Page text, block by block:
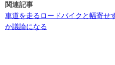
関連記事
車道を走るロードバイクと幅寄
か議論になる